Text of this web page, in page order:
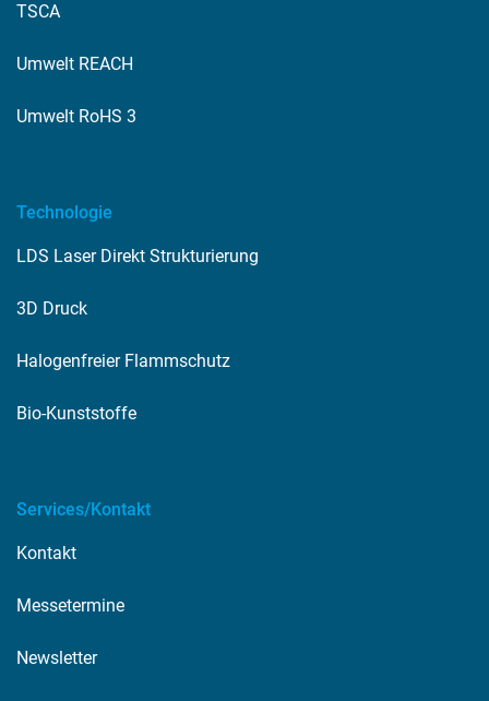
TSCA
Umwelt REACH
Umwelt RoHS 3
Technologie
LDS Laser Direkt Strukturierung
3D Druck
Halogenfreier Flammschutz
Bio-Kunststoffe
Services/Kontakt
Kontakt
Messetermine
Newsletter